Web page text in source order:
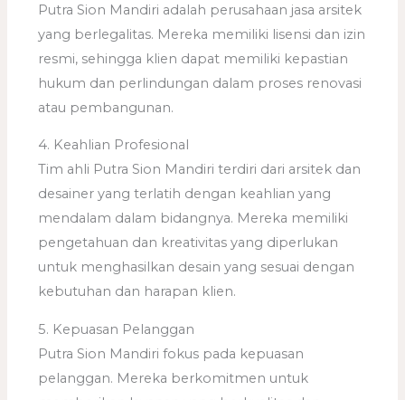
Putra Sion Mandiri adalah perusahaan jasa arsitek
yang berlegalitas. Mereka memiliki lisensi dan izin
resmi, sehingga klien dapat memiliki kepastian
hukum dan perlindungan dalam proses renovasi
atau pembangunan.
4. Keahlian Profesional
Tim ahli Putra Sion Mandiri terdiri dari arsitek dan
desainer yang terlatih dengan keahlian yang
mendalam dalam bidangnya. Mereka memiliki
pengetahuan dan kreativitas yang diperlukan
untuk menghasilkan desain yang sesuai dengan
kebutuhan dan harapan klien.
5. Kepuasan Pelanggan
Putra Sion Mandiri fokus pada kepuasan
pelanggan. Mereka berkomitmen untuk